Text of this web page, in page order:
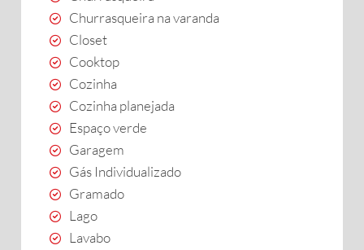
Churrasqueira na varanda
Closet
Cooktop
Cozinha
Cozinha planejada
Espaço verde
Garagem
Gás Individualizado
Gramado
Lago
Lavabo